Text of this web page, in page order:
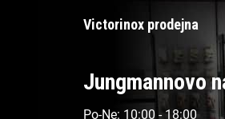
Victorinox prodejna
Jungmannovo
Po-Ne: 10:00 - 18:00